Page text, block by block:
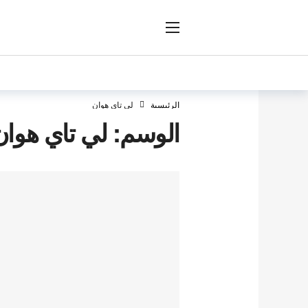
الرئيسية لي تاي هوان
الوسم: لي تاي